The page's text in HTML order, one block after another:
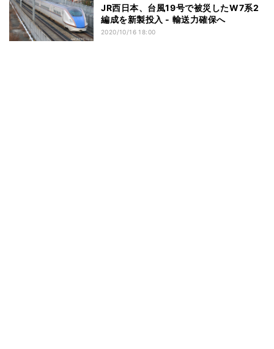
JR西日本、台風19号で被災したW7系2
編成を新製投入 - 輸送力確保へ
2020/10/16 18:00